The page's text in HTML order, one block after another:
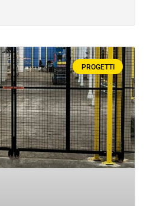
PROGETTI